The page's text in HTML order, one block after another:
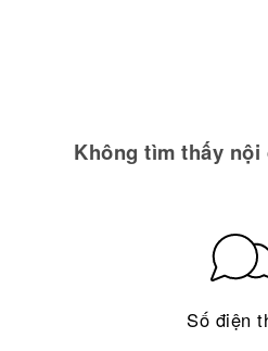
Không tìm thấy nội
Số điện